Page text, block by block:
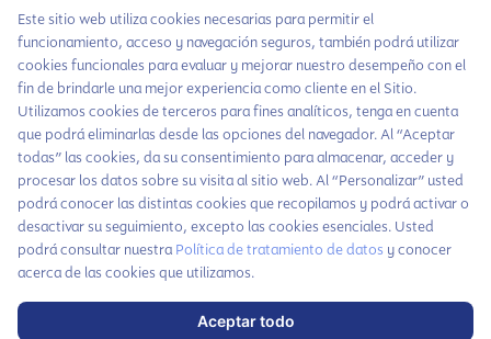
Haz parte de nuestra comunidad y no te
Chatea con LiA
WhatsApp
Escúchanos en Spotify
Autorización de tratamiento de datos
Aviso Privacidad
Política tratamiento de datos
Política inversiones responsables y del Pilar Inversiones
Este sitio web utiliza cookies necesarias para permitir el
funcionamiento, acceso y navegación seguros, también podrá utilizar
cookies funcionales para evaluar y mejorar nuestro desempeño con el
fin de brindarle una mejor experiencia como cliente en el Sitio.
Utilizamos cookies de terceros para fines analíticos, tenga en cuenta
que podrá eliminarlas desde las opciones del navegador. Al “Aceptar
todas” las cookies, da su consentimiento para almacenar, acceder y
procesar los datos sobre su visita al sitio web. Al “Personalizar” usted
podrá conocer las distintas cookies que recopilamos y podrá activar o
desactivar su seguimiento, excepto las cookies esenciales. Usted
podrá consultar nuestra Política de tratamiento de datos y conocer
acerca de las cookies que utilizamos.
Aceptar todo